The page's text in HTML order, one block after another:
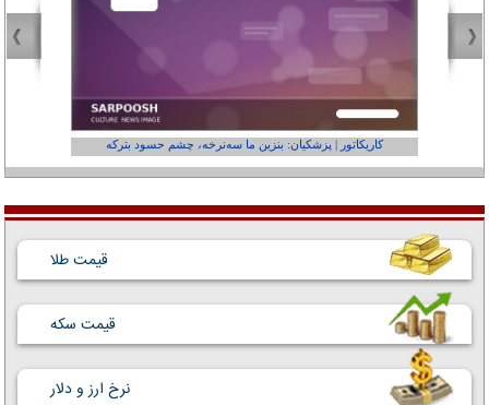
کاریکاتور | پزشکیان: بنزین ما سه‌نرخه، چشم حسود بترکه
قیمت طلا
قیمت سکه
نرخ ارز و دلار